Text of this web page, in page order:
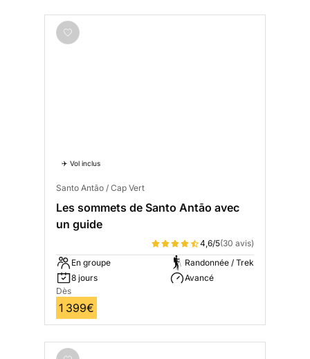
✈️ Vol inclus
Santo Antão / Cap Vert
Les sommets de Santo Antāo avec
un guide
4,6/5(30 avis)
En groupe
8 jours
Randonnée / Trek
Avancé
Dès
1 399€